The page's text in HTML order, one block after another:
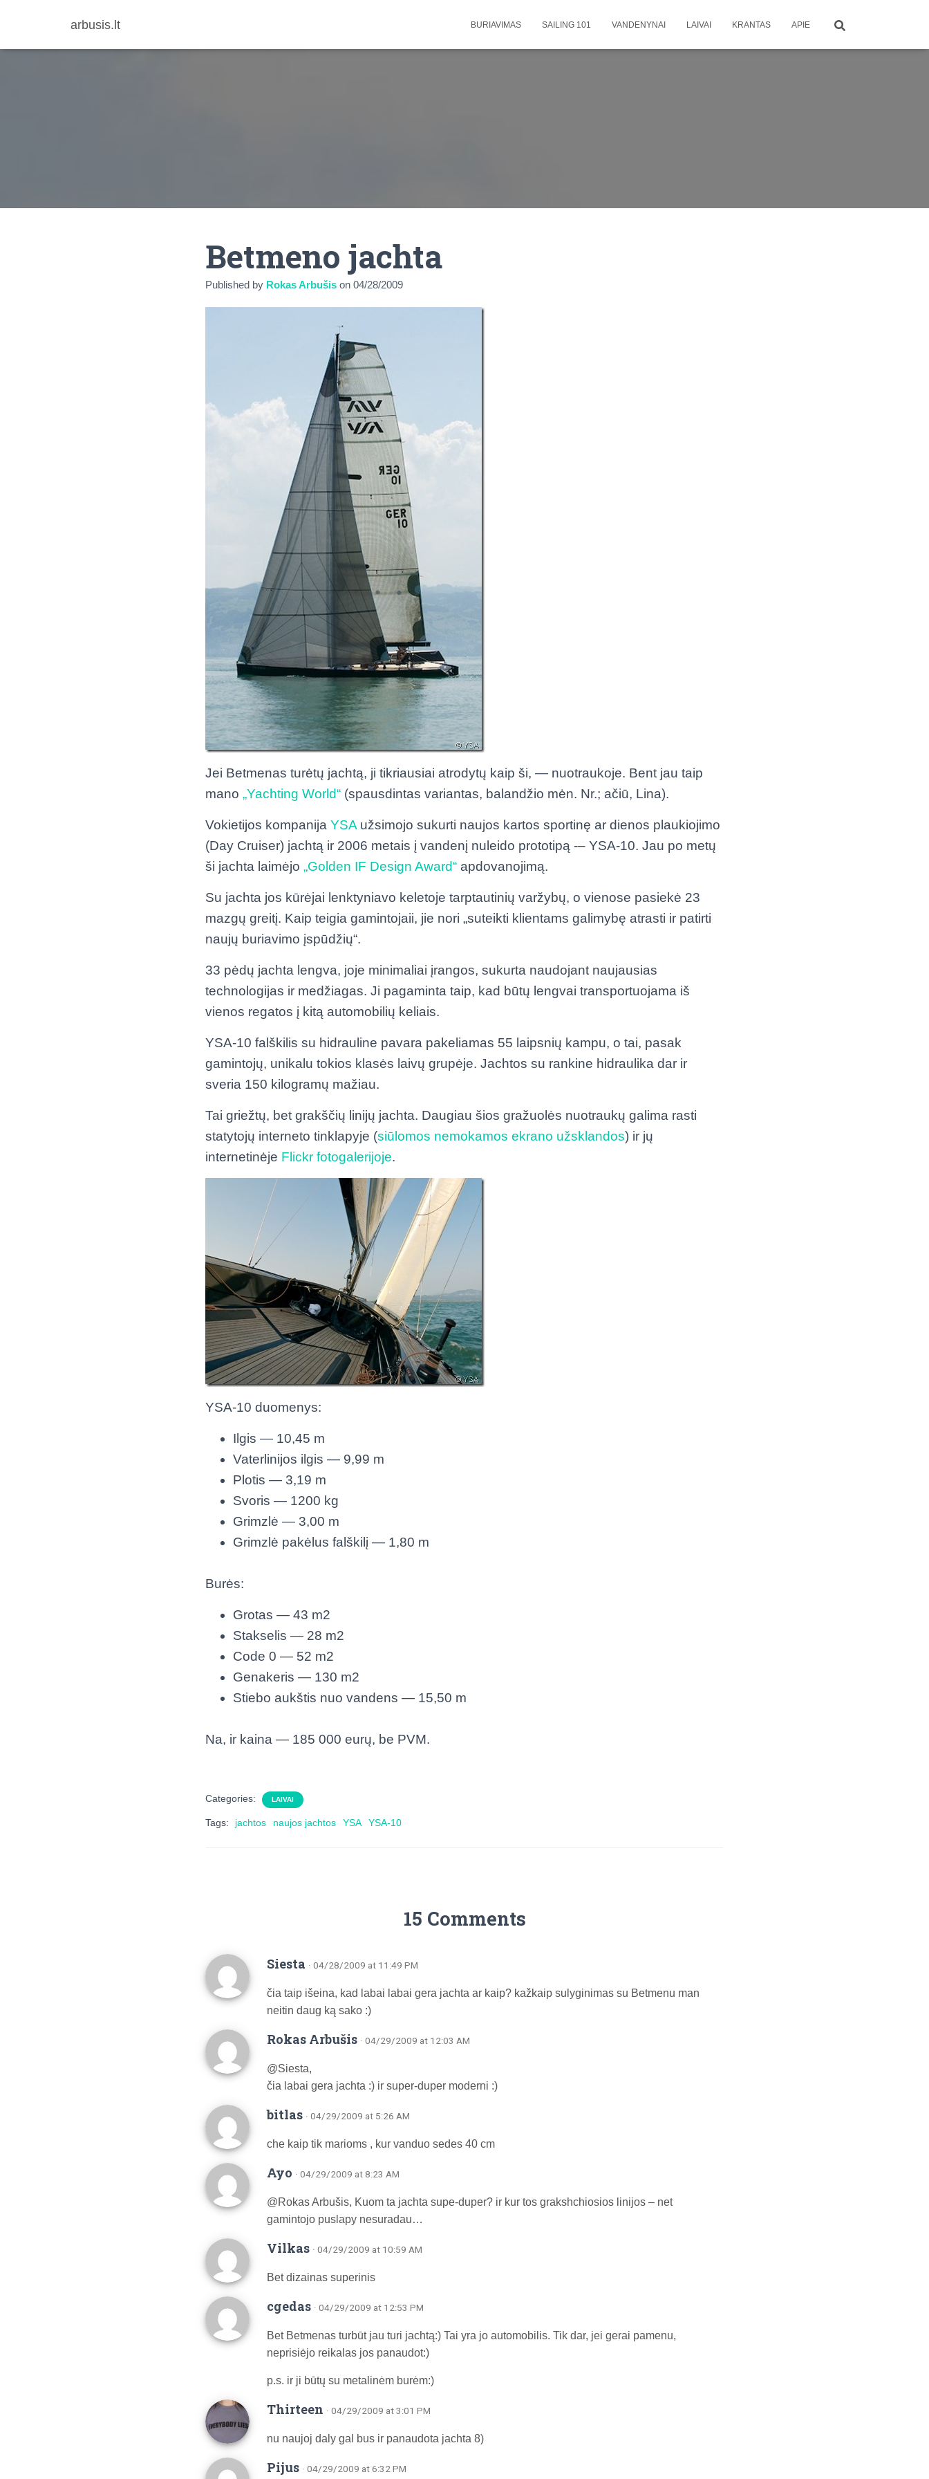
arbusis.lt BURIAVIMAS SAILING 101 VANDENYNAI LAIVAI KRANTAS APIE
Betmeno jachta
Published by Rokas Arbušis on 04/28/2009
Jei Betmenas turėtų jachtą, ji tikriausiai atrodytų kaip ši, — nuotraukoje. Bent jau taip
mano „Yachting World“ (spausdintas variantas, balandžio mėn. Nr.; ačiū, Lina).
Vokietijos kompanija YSA užsimojo sukurti naujos kartos sportinę ar dienos plaukiojimo
(Day Cruiser) jachtą ir 2006 metais į vandenį nuleido prototipą -– YSA-10. Jau po metų
ši jachta laimėjo „Golden IF Design Award“ apdovanojimą.
Su jachta jos kūrėjai lenktyniavo keletoje tarptautinių varžybų, o vienose pasiekė 23
mazgų greitį. Kaip teigia gamintojaii, jie nori „suteikti klientams galimybę atrasti ir patirti
naujų buriavimo įspūdžių“.
33 pėdų jachta lengva, joje minimaliai įrangos, sukurta naudojant naujausias
technologijas ir medžiagas. Ji pagaminta taip, kad būtų lengvai transportuojama iš
vienos regatos į kitą automobilių keliais.
YSA-10 falškilis su hidrauline pavara pakeliamas 55 laipsnių kampu, o tai, pasak
gamintojų, unikalu tokios klasės laivų grupėje. Jachtos su rankine hidraulika dar ir
sveria 150 kilogramų mažiau.
Tai griežtų, bet grakščių linijų jachta. Daugiau šios gražuolės nuotraukų galima rasti
statytojų interneto tinklapyje (siūlomos nemokamos ekrano užsklandos) ir jų
internetinėje Flickr fotogalerijoje.
YSA-10 duomenys:
Ilgis — 10,45 m
Vaterlinijos ilgis — 9,99 m
Plotis — 3,19 m
Svoris — 1200 kg
Grimzlė — 3,00 m
Grimzlė pakėlus falškilį — 1,80 m
Burės:
Grotas — 43 m2
Stakselis — 28 m2
Code 0 — 52 m2
Genakeris — 130 m2
Stiebo aukštis nuo vandens — 15,50 m
Na, ir kaina — 185 000 eurų, be PVM.
Categories: LAIVAI
Tags: jachtos naujos jachtos YSA YSA-10
15 Comments
Siesta · 04/28/2009 at 11:49 PM
čia taip išeina, kad labai labai gera jachta ar kaip? kažkaip sulyginimas su Betmenu man
neitin daug ką sako :)
Rokas Arbušis · 04/29/2009 at 12:03 AM
@Siesta,
čia labai gera jachta :) ir super-duper moderni :)
bitlas · 04/29/2009 at 5:26 AM
che kaip tik marioms , kur vanduo sedes 40 cm
Ayo · 04/29/2009 at 8:23 AM
@Rokas Arbušis, Kuom ta jachta supe-duper? ir kur tos grakshchiosios linijos – net
gamintojo puslapy nesuradau…
Vilkas · 04/29/2009 at 10:59 AM
Bet dizainas superinis
cgedas · 04/29/2009 at 12:53 PM
Bet Betmenas turbūt jau turi jachtą:) Tai yra jo automobilis. Tik dar, jei gerai pamenu,
neprisiėjo reikalas jos panaudot:)
p.s. ir ji būtų su metalinėm burėm:)
Thirteen · 04/29/2009 at 3:01 PM
nu naujoj daly gal bus ir panaudota jachta 8)
Pijus · 04/29/2009 at 6:32 PM